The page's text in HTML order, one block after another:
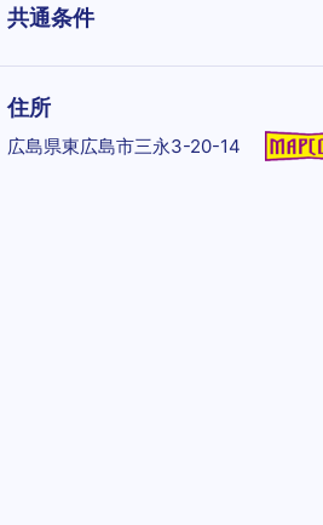
共通条件
住所
広島県東広島市三永3-20-14